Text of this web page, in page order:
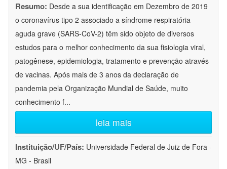
Resumo: Desde a sua identificação em Dezembro de 2019
o coronavírus tipo 2 associado a síndrome respiratória
aguda grave (SARS-CoV-2) têm sido objeto de diversos
estudos para o melhor conhecimento da sua fisiologia viral,
patogênese, epidemiologia, tratamento e prevenção através
de vacinas. Após mais de 3 anos da declaração de
pandemia pela Organização Mundial de Saúde, muito
conhecimento f...
leia mais
Instituição/UF/País: Universidade Federal de Juiz de Fora -
MG - Brasil